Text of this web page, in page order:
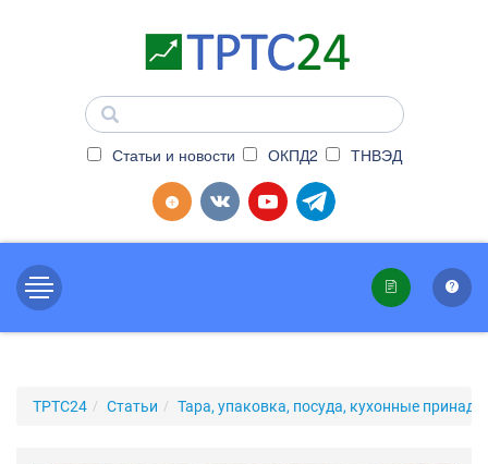
Статьи и новости ОКПД2 ТНВЭД
ТРТС24 Статьи Тара, упаковка, посуда, кухонные